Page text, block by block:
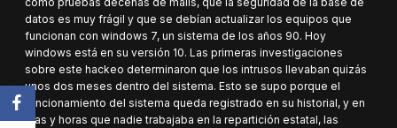
datos es muy frágil y que se debían actualizar los equipos que
funcionan con windows 7, un sistema de los años 90. Hoy
windows está en su versión 10. Las primeras investigaciones
sobre este hackeo determinaron que los intrusos llevaban quizás
unos dos meses dentro del sistema. Esto se supo porque el
funcionamiento del sistema queda registrado en su historial, y en
días y horas que nadie trabajaba en la repartición estatal, las